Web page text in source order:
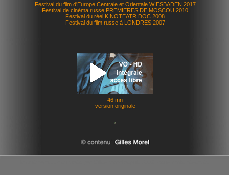
Festival du film d'Europe Centrale et Orientale WIESBADEN 2017
Festival de cinéma russe PREMIERES DE MOSCOU 2010
Festival du réel KINOTEATR.DOC 2008
Festival du film russe à LONDRES 2007
46 mn
version originale